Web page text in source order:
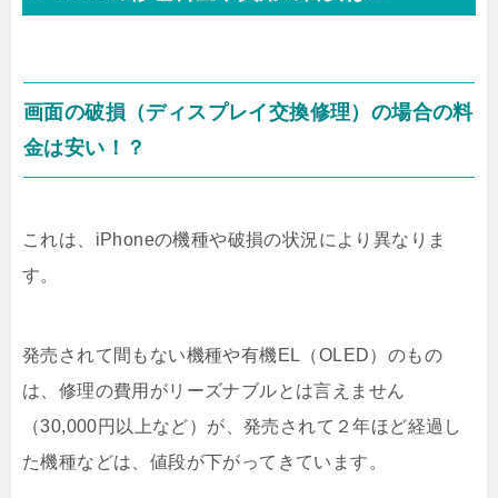
画面の破損（ディスプレイ交換修理）の場合の料
金は安い！？
これは、iPhoneの機種や破損の状況により異なりま
す。
発売されて間もない機種や有機EL（OLED）のもの
は、修理の費用がリーズナブルとは言えません
（30,000円以上など）が、発売されて２年ほど経過し
た機種などは、値段が下がってきています。